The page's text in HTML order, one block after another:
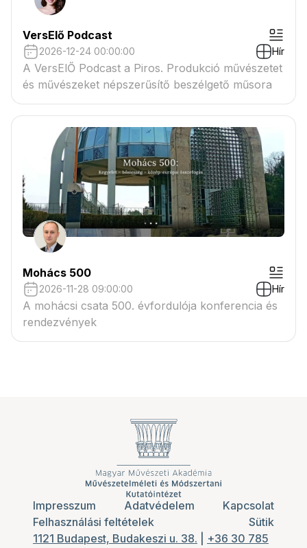
VersElő Podcast
2026-12-24 00:00:00 Hír
A VersElŐ Podcast a Piros. Produkció művészetet
és művészeket népszerűsítő beszélgető műsora
Mohács 500
2026-11-28 09:00:00 Hír
A mohácsi csata 500. évfordulója konferencia és
rendezvények
Impresszum Adatvédelem
Kapcsolat
Felhasználási feltételek
Sütik
1121 Budapest, Budakeszi u. 38.
+36 30 785